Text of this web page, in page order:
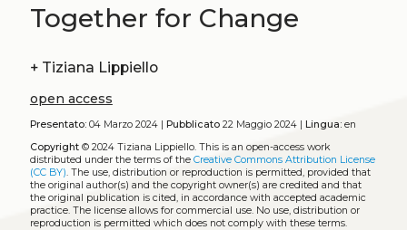
Together for Change
+ Tiziana Lippiello
open access
Presentato:04 Marzo 2024 | Pubblicato22 Maggio 2024 | Lingua:en
Copyright© 2024 Tiziana Lippiello. This is an open-access work
distributed under the terms of the Creative Commons Attribution License
(CC BY). The use, distribution or reproduction is permitted, provided that
the original author(s) and the copyright owner(s) are credited and that
the original publication is cited, in accordance with accepted academic
practice. The license allows for commercial use. No use, distribution or
reproduction is permitted which does not comply with these terms.